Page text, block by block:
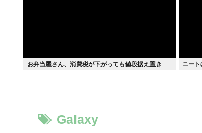
お弁当屋さん、消費税が下がっても値段据え置き ニー
Galaxy